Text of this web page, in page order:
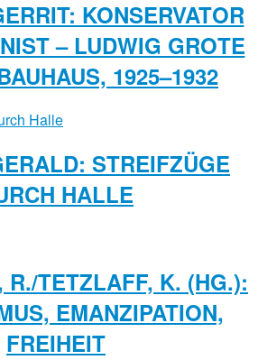
KONSERVATOR
– LUDWIG GROTE
1925–1932
STREIFZÜGE D
HALLE
R./TETZLAFF, K. (HG.):
EMANZIPATION,
FREIHEIT